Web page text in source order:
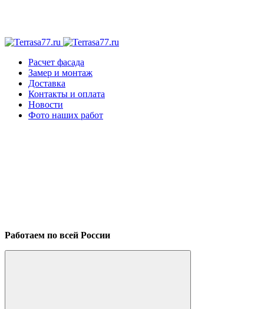
Расчет фасада
Замер и монтаж
Доставка
Контакты и оплата
Новости
Фото наших работ
Работаем по всей России